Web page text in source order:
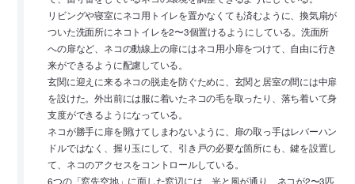
リビングや寝室にネコ用トイレを置かなくても済むように、換気扇が
ついた洗面所にネコトイレを2〜3個置けるようにしている。洗面所
への扉など、ネコの動線上の扉にはネコ用小扉をつけて、自由に行き
来ができるように配慮している。
玄関に迎えに来るネコの脱走を防ぐために、玄関と居室の間には中扉
を設けた。外出前には服に着いたネコの毛を取ったり、落ち着いて身
支度ができるようになっている。
ネコが勝手に扉を開けてしまわないように、扉の取っ手はレバーハン
ドルではなく、握り玉にして、引き戸の必要な箇所にも、鍵を設置し
て、ネコのアクセスをコントロールしている。
6つの「窓先空地」に面した窓辺には、光と風が通り、ネコが2〜3匹